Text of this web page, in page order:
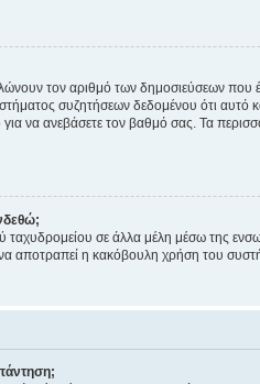
τον αριθμό των δημοσιεύσεων που
συζητήσεων δεδομένου ότι
να ανεβάσετε τον βαθμό σας. Τα
ταχυδρομείου σε άλλα μέλη μέσω της
να αποτραπεί η κακόβουλη χρήση του